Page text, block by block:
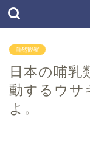
自然観察
日本の哺乳
動するウサ
よ。